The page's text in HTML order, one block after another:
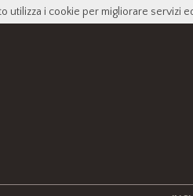
utilizza i cookie per migliorare servizi